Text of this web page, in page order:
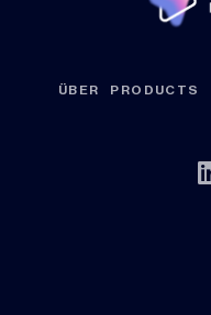
ÜBER PRODUCTS